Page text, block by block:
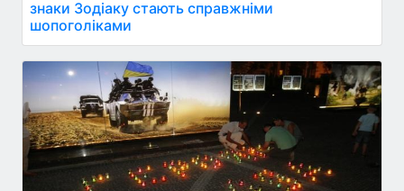
знаки Зодіаку стають справжніми
шопоголіками